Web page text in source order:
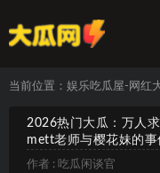
当前位置： 娱乐吃瓜屋-网红
2026热门大瓜：万人
mett老师与樱花妹的
作者 : 吃瓜闲谈官